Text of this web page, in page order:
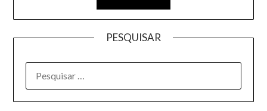
PESQUISAR